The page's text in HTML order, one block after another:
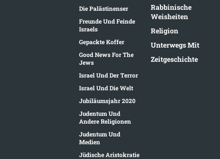
Die Palästinenser
Freunde Und Feinde
Israels
Gepackte Koffer
Good News For The
Jews
Israel Und Der Terror
Israel Und Die Welt
Jubiläumsjahr 2020
Judentum Und
Andere Religionen
Judentum Und
Medien
Jüdische Aristokratie
Rabbinische
Weisheiten
Religion
Unterwegs Mit
Zeitgeschichte